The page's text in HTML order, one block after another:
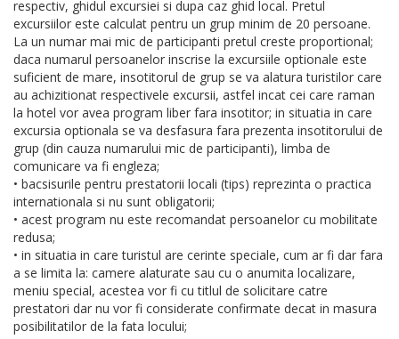
respectiv, ghidul excursiei si dupa caz ghid local. Pretul
excursiilor este calculat pentru un grup minim de 20 persoane.
La un numar mai mic de participanti pretul creste proportional;
daca numarul persoanelor inscrise la excursiile optionale este
suficient de mare, insotitorul de grup se va alatura turistilor care
au achizitionat respectivele excursii, astfel incat cei care raman
la hotel vor avea program liber fara insotitor; in situatia in care
excursia optionala se va desfasura fara prezenta insotitorului de
grup (din cauza numarului mic de participanti), limba de
comunicare va fi engleza;
• bacsisurile pentru prestatorii locali (tips) reprezinta o practica
internationala si nu sunt obligatorii;
• acest program nu este recomandat persoanelor cu mobilitate
redusa;
• in situatia in care turistul are cerinte speciale, cum ar fi dar fara
a se limita la: camere alaturate sau cu o anumita localizare,
meniu special, acestea vor fi cu titlul de solicitare catre
prestatori dar nu vor fi considerate confirmate decat in masura
posibilitatilor de la fata locului;